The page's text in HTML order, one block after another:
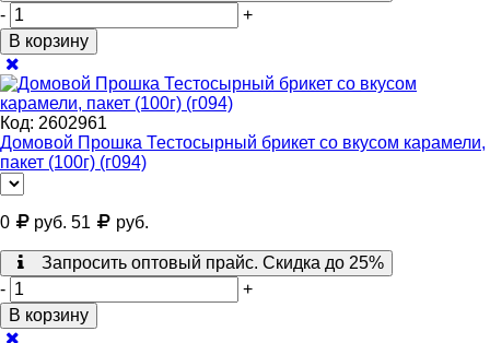
-
+
В корзину
Код: 2602961
Домовой Прошка Тестосырный брикет со вкусом карамели,
пакет (100г) (г094)
0 руб. 51 руб.
Запросить оптовый прайс. Скидка до 25%
-
+
В корзину